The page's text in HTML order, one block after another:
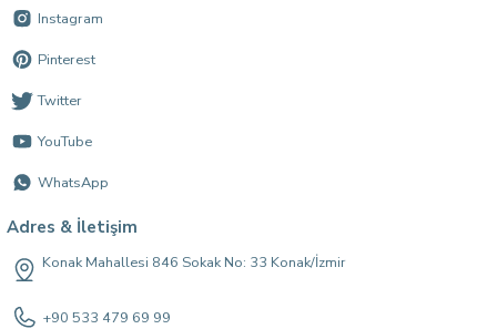
Instagram
Pinterest
Twitter
YouTube
WhatsApp
Adres & İletişim
Konak Mahallesi 846 Sokak No: 33 Konak/İzmir
+90 533 479 69 99